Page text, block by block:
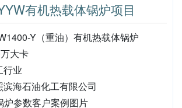
有机热载体锅炉项目
Y（重油）有机热载体锅炉
大卡
行业
海石油化工有限公司